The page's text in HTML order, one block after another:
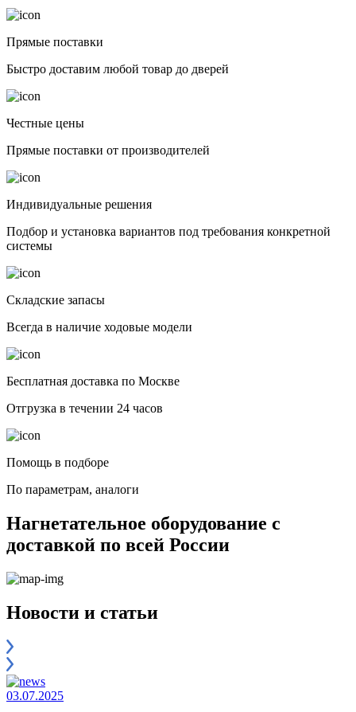
Прямые поставки
Быстро доставим любой товар до дверей
Честные цены
Прямые поставки от производителей
Индивидуальные решения
Подбор и установка вариантов под требования конкретной
системы
Складские запасы
Всегда в наличие ходовые модели
Бесплатная доставка по Москве
Отгрузка в течении 24 часов
Помощь в подборе
По параметрам, аналоги
Нагнетательное оборудование с
доставкой по всей России
Новости и статьи
03.07.2025